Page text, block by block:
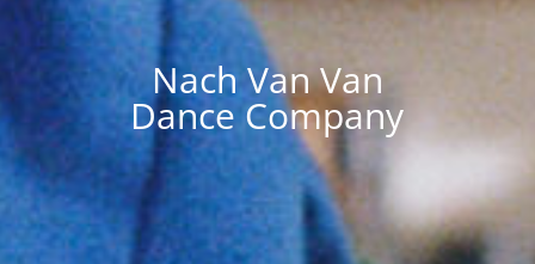
Nach Van Van
Dance Company